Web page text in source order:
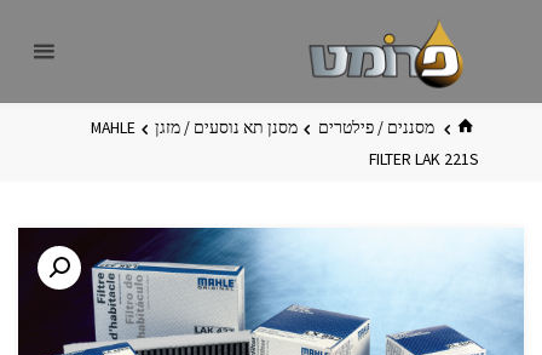
בית מסננים / פילטרים מסנן תא נוסעים / מזגן
MAHLE
FILTER LAK 221S